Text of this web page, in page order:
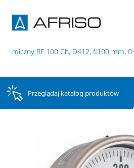
RF 100 Ch, D412, fi100 mm,
Przeglądaj katalog produktów